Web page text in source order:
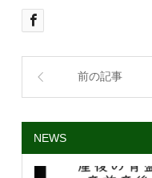
前の記事
NEWS